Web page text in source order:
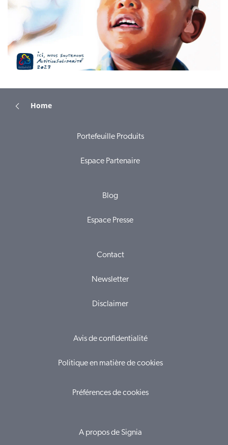
Home
Portefeuille Produits
Espace Partenaire
Blog
Espace Presse
Contact
Newsletter
Disclaimer
Avis de confidentialité
Politique en matière de cookies
Préférences de cookies
A propos de Signia